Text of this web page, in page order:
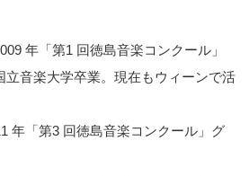
年「第1 回徳島音楽コンクール」
立音楽大学卒業。現在もウィーンで活
年「第3 回徳島音楽コンクール」グ